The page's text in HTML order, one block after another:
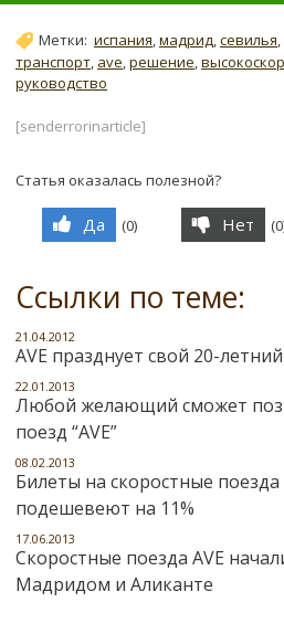
Метки: испания,мадрид,севилья,
транспорт, ave,решение,
руководство
[senderrorinarticle]
Статья оказалась полезной?
Да (0) Нет (0
Ссылки по теме:
21.04.2012
AVE празднует свой 20-
22.01.2013
Любой желающий сможет
поезд “AVE”
08.02.2013
Билеты на скоростные
подешевеют на 11%
17.06.2013
Скоростные поезда AVE
Мадридом и Аликанте